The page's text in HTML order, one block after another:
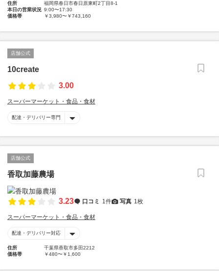
住所
福岡県春日市春日原東町2丁目8-1
本日の営業状況 9:00〜17:30
価格帯
￥3,980〜￥743,160
店舗公式
10create
3.00
スーパーマーケット・食品・食材
配達・デリバリー専門
店舗公式
香取加藤農場
3.23 口コミ 1件 写真 1枚
スーパーマーケット・食品・食材
配達・デリバリー対応
住所
千葉県香取市多田2212
価格帯
￥480〜￥1,600